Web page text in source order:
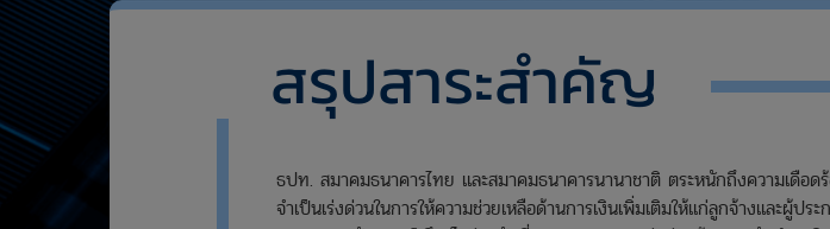
สรุปสาระสำคัญ
ธปท. สมาคมธนาคารไทย และสมาคมธนาคารนานาชาติ ตระหนักถึงความเดือด
จำเป็นเร่งด่วนในการให้ความช่วยเหลือด้านการเงินเพิ่มเติมให้แก่ลูกจ้างและผู้ปร